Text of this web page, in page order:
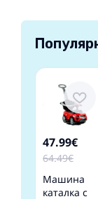
47.99€
64.49€
Машина
каталка с